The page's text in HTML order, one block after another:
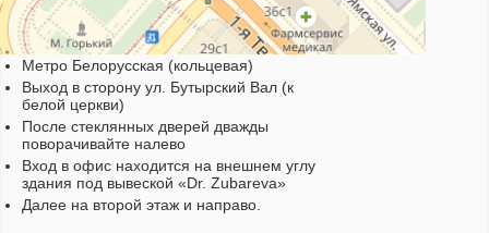
Метро Белорусская (кольцевая)
Выход в сторону ул. Бутырский Вал (к
белой церкви)
После стеклянных дверей дважды
поворачивайте налево
Вход в офис находится на внешнем углу
здания под вывеской «Dr. Zubareva»
Далее на второй этаж и направо.